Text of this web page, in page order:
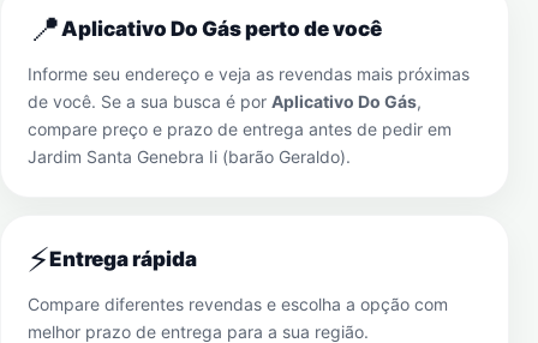
📍Aplicativo Do Gás perto de você
Informe seu endereço e veja as revendas mais próximas
de você. Se a sua busca é por Aplicativo Do Gás,
compare preço e prazo de entrega antes de pedir em
Jardim Santa Genebra Ii (barão Geraldo).
⚡Entrega rápida
Compare diferentes revendas e escolha a opção com
melhor prazo de entrega para a sua região.